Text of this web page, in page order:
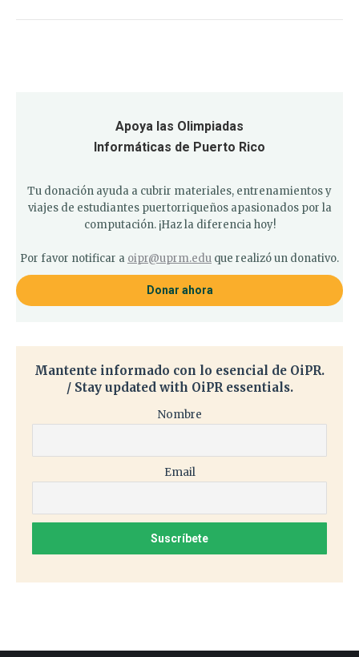
Apoya las Olimpiadas
Informáticas de Puerto Rico
Tu donación ayuda a cubrir materiales, entrenamientos y
viajes de estudiantes puertorriqueños apasionados por la
computación. ¡Haz la diferencia hoy!
Por favor notificar a oipr@uprm.edu que realizó un donativo.
Donar ahora
Mantente informado con lo esencial de OiPR.
/ Stay updated with OiPR essentials.
Nombre
Email